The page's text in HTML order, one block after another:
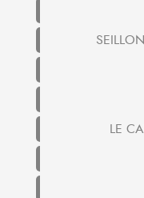
LE